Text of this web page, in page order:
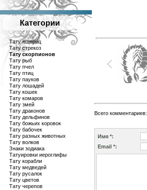
Категории
Тату ящериц
Тату стрекоз
Тату скорпионов
Тату рыб
Тату пчел
Тату птиц
Тату пауков
Тату лошадей
Тату кошек
Тату комаров
Тату змей
Тату драконов
Тату дельфинов
Тату божьих коровок
Тату бабочек
Тату разных животных
Тату волков
Знаки зодиака
Татуировки иероглифы
Тату корабли
Тату медведей
Тату русалок
Тату цветов
Тату черепов
Всего комментариев:
Имя *:
Email *: